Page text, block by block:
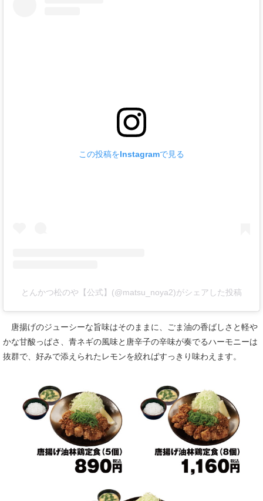
この投稿をInstagramで見る
とんかつ松のや【公式】(@matsu_noya2)がシェアした投稿
唐揚げのジューシーな旨味はそのままに、ごま油の香ばしさと軽や
かな甘酸っぱさ、青ネギの風味と唐辛子の辛味が奏でるハーモニーは
抜群で、好みで添えられたレモンを絞ればすっきり味わえます。